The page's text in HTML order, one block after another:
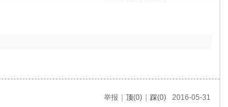
举报 顶(0) 踩(0) 2016-05-31